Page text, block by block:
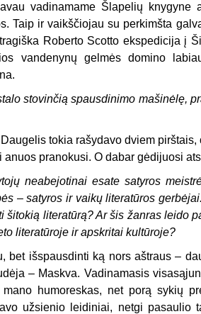
vadinamame Šlapelių knygyne
Taip ir vaikščiojau su perkimšta
Roberto Scotto ekspedicija į
vandenynų gelmės domino
stovinčią spausdinimo mašinėlę,
tokia rašydavo dviem
pranokusi. O dabar gėdijuosi
neabejotinai esate satyros
–satyros ir vaikų literatūros
šitokią literatūrą? Ar šis žanras leido
literatūroje ir apskritai kultūroje?
bet išspausdinti ką nors aštraus –
– Maskva. Vadinamasis
mano humoreskas, net porą sykių
užsienio leidiniai, netgi pasaulio